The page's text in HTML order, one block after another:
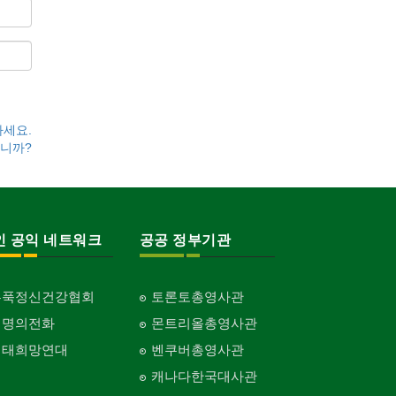
요.
까?
공익 네트워크
정신건강협회
의전화
희망연대
공공 정부기관
토론토총영사관
몬트리올총영사관
벤쿠버총영사관
캐나다한국대사관